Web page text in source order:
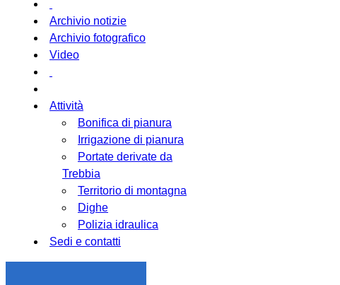
Archivio notizie
Archivio fotografico
Video
Attività
Bonifica di pianura
Irrigazione di pianura
Portate derivate da
Trebbia
Territorio di montagna
Dighe
Polizia idraulica
Sedi e contatti